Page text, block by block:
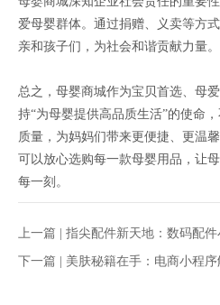
爱母婴群体。通过捐赠、义卖等方
亲和孩子们，为社会和谐贡献力量。
总之，母婴商城作为宝贝首选、母
持“为母婴提供高品质生活”的使命
质量，为妈妈们带来更便捷、更温
可以放心选购每一款母婴用品，让
每一刻。
上一篇 | 指尖配件新天地：数码配件
下一篇 | 美肤秘籍在手：电商小程